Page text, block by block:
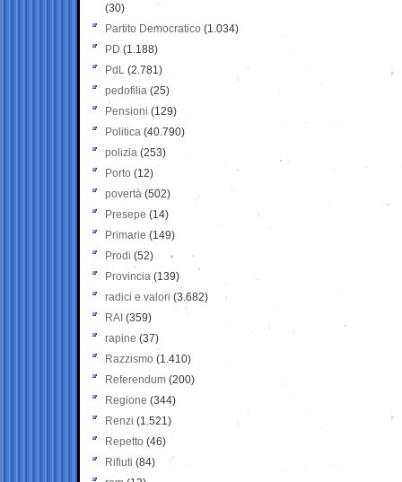
(30)
Partito Democratico (1.034)
PD (1.188)
PdL (2.781)
pedofilia (25)
Pensioni (129)
Politica (40.790)
polizia (253)
Porto (12)
povertà (502)
Presepe (14)
Primarie (149)
Prodi (52)
Provincia (139)
radici e valori (3.682)
RAI (359)
rapine (37)
Razzismo (1.410)
Referendum (200)
Regione (344)
Renzi (1.521)
Repetto (46)
Rifiuti (84)